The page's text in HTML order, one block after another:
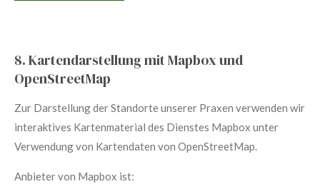
8. Kartendarstellung mit Mapbox und
OpenStreetMap
Zur Darstellung der Standorte unserer Praxen verwenden wir
interaktives Kartenmaterial des Dienstes Mapbox unter
Verwendung von Kartendaten von OpenStreetMap.
Anbieter von Mapbox ist: